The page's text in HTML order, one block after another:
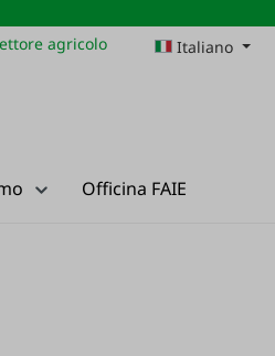
agricolo Italiano
lista dei desideri
Officina FAIE